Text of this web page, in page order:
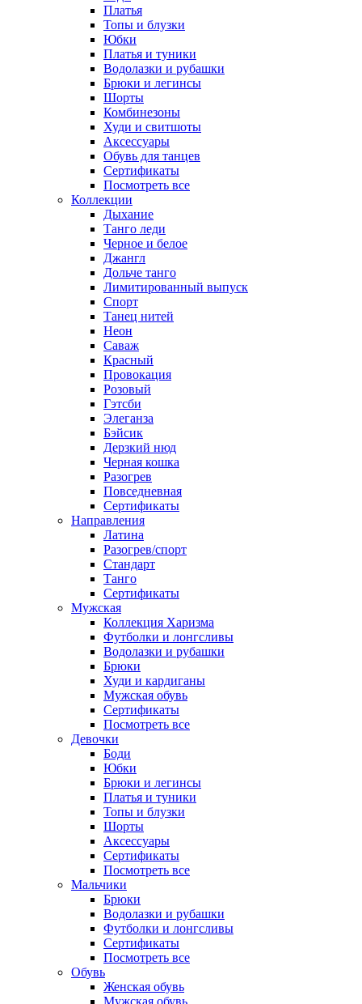
Платья
Топы и блузки
Юбки
Платья и туники
Водолазки и рубашки
Брюки и легинсы
Шорты
Комбинезоны
Худи и свитшоты
Аксессуары
Обувь для танцев
Сертификаты
Посмотреть все
Коллекции
Дыхание
Танго леди
Черное и белое
Джангл
Дольче танго
Лимитированный выпуск
Спорт
Танец нитей
Неон
Саваж
Красный
Провокация
Розовый
Гэтсби
Элеганза
Бэйсик
Дерзкий нюд
Черная кошка
Разогрев
Повседневная
Сертификаты
Направления
Латина
Разогрев/спорт
Стандарт
Танго
Сертификаты
Мужская
Коллекция Харизма
Футболки и лонгсливы
Водолазки и рубашки
Брюки
Худи и кардиганы
Мужская обувь
Сертификаты
Посмотреть все
Девочки
Боди
Юбки
Брюки и легинсы
Платья и туники
Топы и блузки
Шорты
Аксессуары
Сертификаты
Посмотреть все
Мальчики
Брюки
Водолазки и рубашки
Футболки и лонгсливы
Сертификаты
Посмотреть все
Обувь
Женская обувь
Мужская обувь